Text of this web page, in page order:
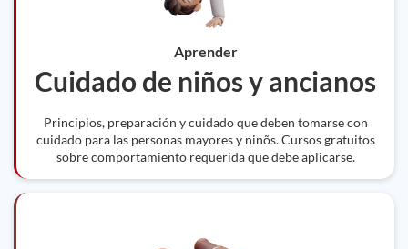
Aprender
Cuidado de niños y ancianos
Principios, preparación y cuidado que deben tomarse con
cuidado para las personas mayores y ninõs. Cursos gratuitos
sobre comportamiento requerida que debe aplicarse.